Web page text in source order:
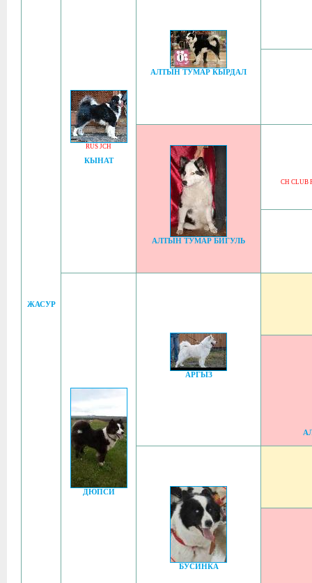
ЖАСУР
RUS JCH
КЫНАТ
АЛТЫН ТУМАР КЫРДАЛ
АЛТЫН ТУМАР БИГУЛЬ
CH CLUB
ДЮПСИ
АРГЫЗ
БУСИНКА